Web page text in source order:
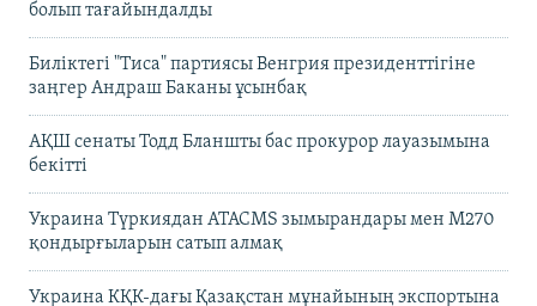
болып тағайындалды
Биліктегі "Тиса" партиясы Венгрия президенттігіне
заңгер Андраш Баканы ұсынбақ
АҚШ сенаты Тодд Бланшты бас прокурор лауазымына
бекітті
Украина Түркиядан ATACMS зымырандары мен M270
қондырғыларын сатып алмақ
Украина КҚК-дағы Қазақстан мұнайының экспортына